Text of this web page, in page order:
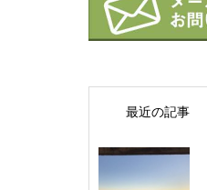
最近の記事